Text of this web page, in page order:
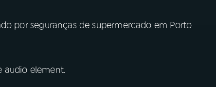
por seguranças de supermercado em Porto
audio element.